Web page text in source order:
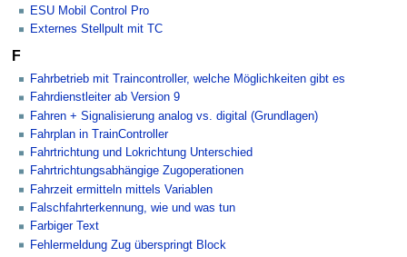
ESU Mobil Control Pro
Externes Stellpult mit TC
F
Fahrbetrieb mit Traincontroller, welche Möglichkeiten gibt es
Fahrdienstleiter ab Version 9
Fahren + Signalisierung analog vs. digital (Grundlagen)
Fahrplan in TrainController
Fahrtrichtung und Lokrichtung Unterschied
Fahrtrichtungsabhängige Zugoperationen
Fahrzeit ermitteln mittels Variablen
Falschfahrterkennung, wie und was tun
Farbiger Text
Fehlermeldung Zug überspringt Block